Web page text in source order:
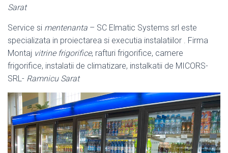
Sarat
Service si mentenanta – SC Elmatic Systems srl este
specializata in proiectarea si executia instalatiilor . Firma
Montaj vitrine frigorifice, rafturi frigorifice, camere
frigorifice, instalatii de climatizare, instalkatii de MICORS-
SRL- Ramnicu Sarat